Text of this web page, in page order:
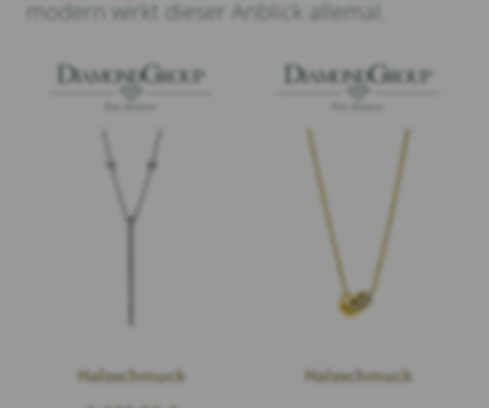
modern wirkt dieser Anblick allemal.
Halsschmuck Halsschmuck